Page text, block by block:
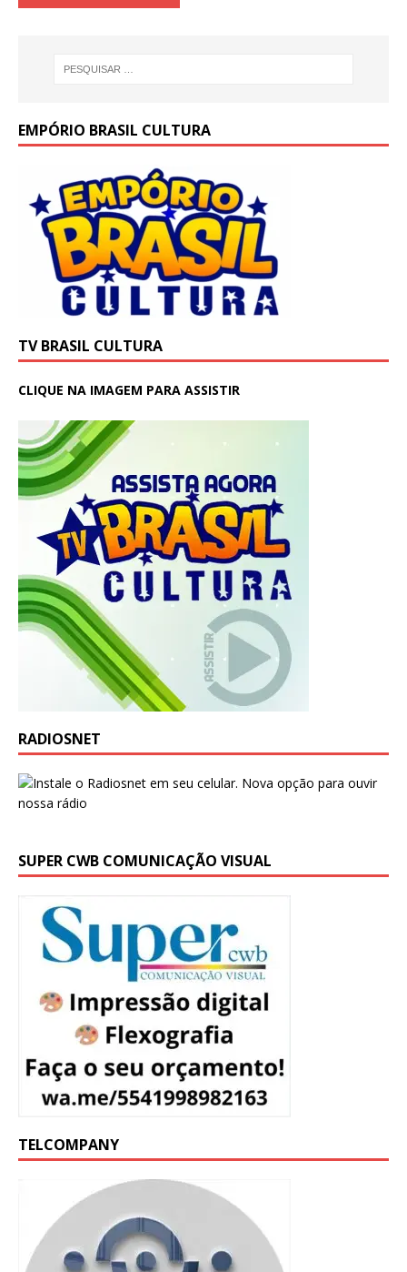
EMPÓRIO BRASIL CULTURA
TV BRASIL CULTURA
CLIQUE NA IMAGEM PARA ASSISTIR
RADIOSNET
SUPER CWB COMUNICAÇÃO VISUAL
TELCOMPANY